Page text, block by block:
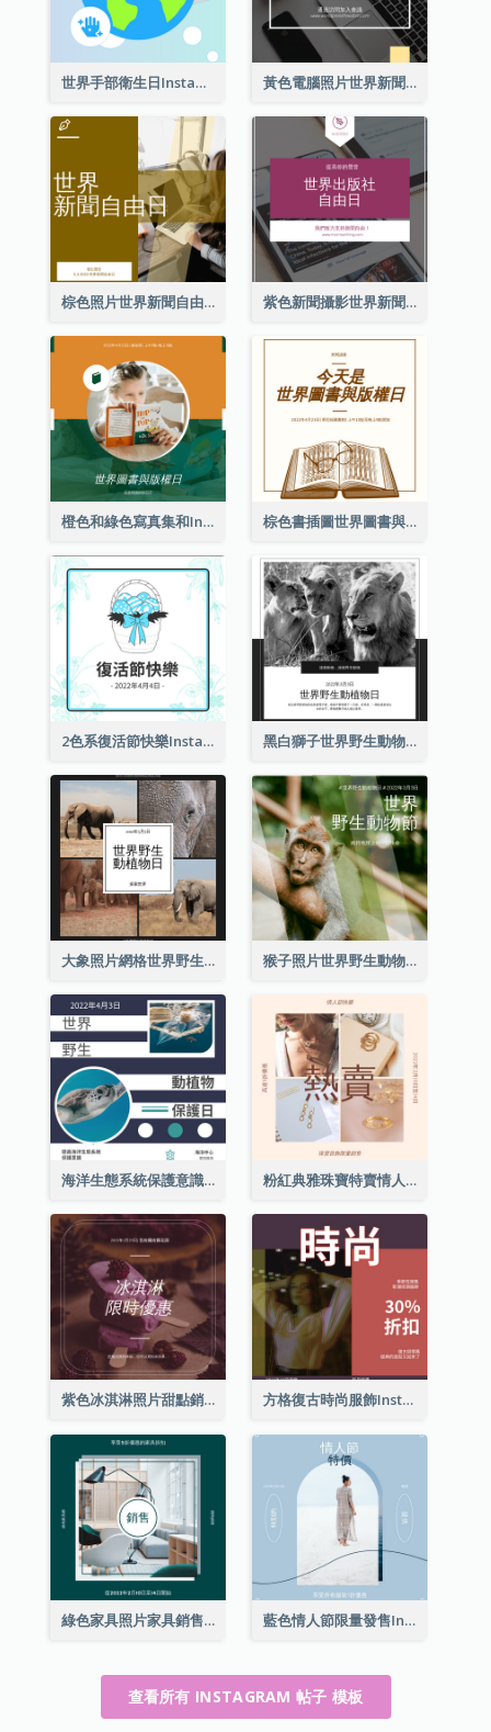
世界手部衛生日Instagram帖子 黃色電腦照片世界新聞自由日Instagram帖子
棕色照片世界新聞自由日Instagram帖子 紫色新聞攝影世界新聞自由日Instagram帖子
橙色和綠色寫真集和Instagram版權日 棕色書插圖世界圖書與版權日Instagram帖子
2色系復活節快樂Instagram帖子 黑白獅子世界野生動物日Instagram帖子
大象照片網格世界野生動物日Instagram帖子 猴子照片世界野生動物日Instagram帖子
海洋生態系統保護意識Instagram帖子 粉紅典雅珠寶特賣情人節Instagram帖子
紫色冰淇淋照片甜點銷售Instagram帖子 方格復古時尚服飾Instagram帖子
綠色家具照片家具銷售Instagram帖子 藍色情人節限量發售Instagram帖子
查看所有 INSTAGRAM 帖子 模板